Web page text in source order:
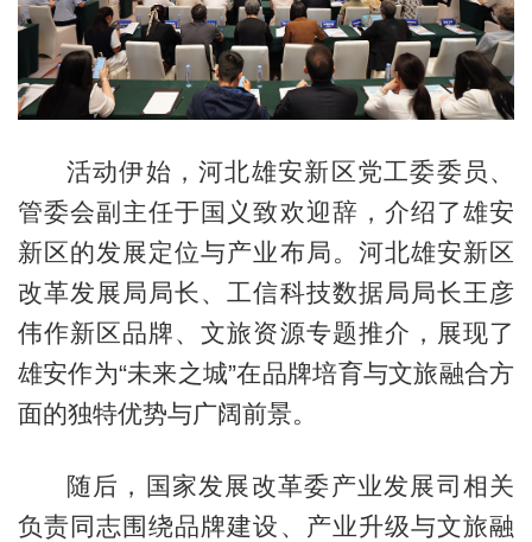
活动伊始，河北雄安新区党工委委员、
管委会副主任于国义致欢迎辞，介绍了雄安
新区的发展定位与产业布局。河北雄安新区
改革发展局局长、工信科技数据局局长王彦
伟作新区品牌、文旅资源专题推介，展现了
雄安作为“未来之城”在品牌培育与文旅融合方
面的独特优势与广阔前景。
随后，国家发展改革委产业发展司相关
负责同志围绕品牌建设、产业升级与文旅融